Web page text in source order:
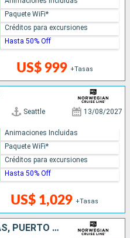
US$ 999 +Tasas
Paquete WiFi*
Créditos para excursiones
Hasta 50% Off
Seattle 13/08/2027
US$ 1,029 +Tasas
Animaciones Incluidas
Paquete WiFi*
Créditos para excursiones
Hasta 50% Off
ESTADOS UNIDOS, BAHAMAS, PUERTO RICO, REPÚBLICA DOMINICANA, ARUBA, JAMAICA